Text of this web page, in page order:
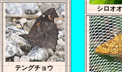
テングチョウ
シロオ